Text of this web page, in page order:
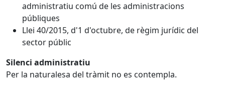
administratiu comú de les administracions
públiques
Llei 40/2015, d'1 d'octubre, de règim jurídic del
sector públic
Silenci administratiu
Per la naturalesa del tràmit no es contempla.